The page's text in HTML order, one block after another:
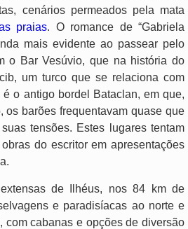
cenários permeados pela mata
praias. O romance de “Gabriela
mais evidente ao passear pelo
o Bar Vesúvio, que na história do
um turco que se relaciona com
o antigo bordel Bataclan, em que,
os barões frequentavam quase que
tensões. Estes lugares tentam
do escritor em apresentações
de Ilhéus, nos 84 km de
e paradisíacas ao norte e
com cabanas e opções de diversão